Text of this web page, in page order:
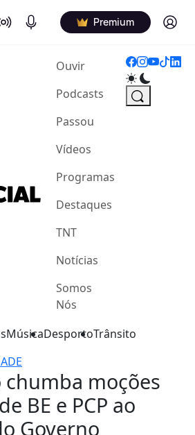
Air Podcasts Premium Log in
Ouvir(current)
Podcasts
Passou
Vídeos
Programas
Destaques
TNT
Notícias
Somos
Nós
MúsicaDesportoTrânsito
moções
BE e PCP ao
Governo